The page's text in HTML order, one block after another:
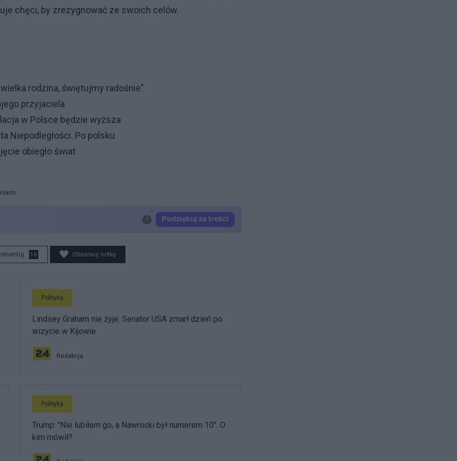
chęci, by zrezygnować ze swoich celów.
rodzina, świętujmy radośnie"
przyjaciela
w Polsce będzie wyższa
Niepodległości. Po polsku
obiegło świat
16 Obserwuj notkę
Polityka
Lindsey Graham nie żyje. Senator USA zmarł dzień po
wizycie w Kijowie
Redakcja
Polityka
Trump: "Nie lubiłem go, a Nawrocki był numerem 10". O
kim mówił?